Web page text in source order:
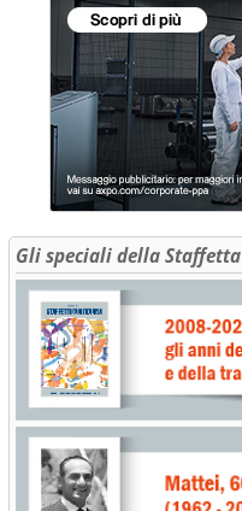
Gli speciali della Staffetta